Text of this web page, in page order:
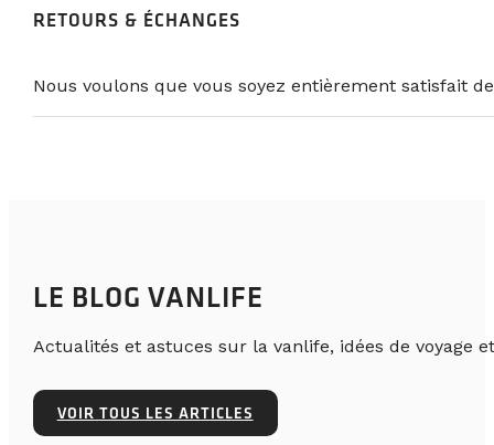
RETOURS & ÉCHANGES
Nous voulons que vous soyez entièrement satisfait
LE BLOG VANLIFE
Actualités et astuces sur la vanlife, idées de voyage
VOIR TOUS LES ARTICLES